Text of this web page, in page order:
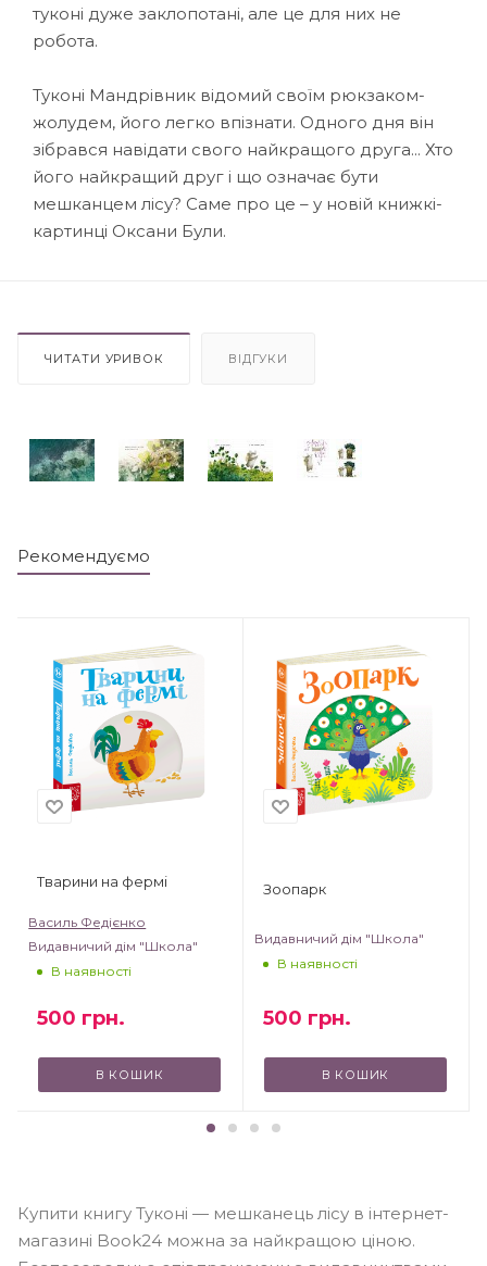
туконі дуже заклопотані, але це для них не
робота.
Туконі Мандрівник відомий своїм рюкзаком-
жолудем, його легко впізнати. Одного дня він
зібрався навідати свого найкращого друга... Хто
його найкращий друг і що означає бути
мешканцем лісу? Саме про це – у новій книжкі-
картинці Оксани Були.
ЧИТАТИ УРИВОК ВІДГУКИ
Рекомендуємо
Тварини на фермі
Василь Федієнко
Видавничий дім "Школа"
В наявності
500 грн.
В КОШИК
Зоопарк
Видавничий дім "Школа"
В наявності
500 грн.
В КОШИК
Купити книгу Туконі — мешканець лісу в інтернет-
магазині Book24 можна за найкращою ціною.